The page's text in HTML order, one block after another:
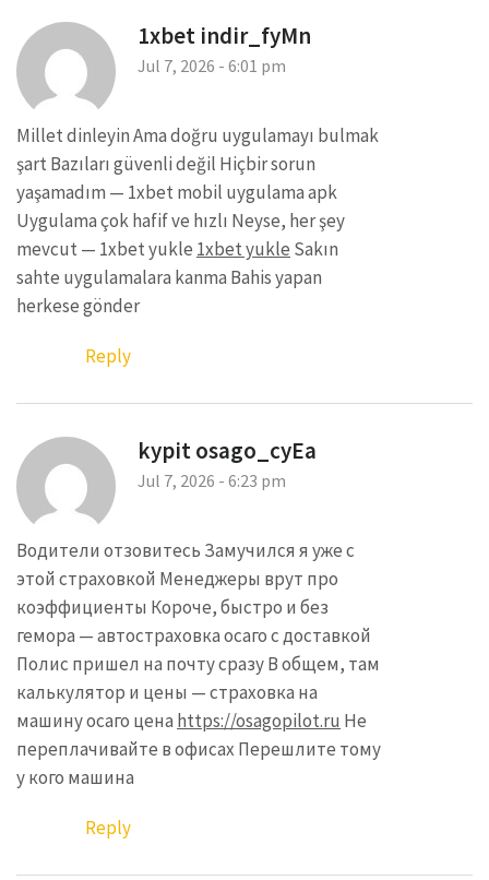
1xbet indir_fyMn
Jul 7, 2026 - 6:01 pm
Millet dinleyin Ama doğru uygulamayı bulmak
şart Bazıları güvenli değil Hiçbir sorun
yaşamadım — 1xbet mobil uygulama apk
Uygulama çok hafif ve hızlı Neyse, her şey
mevcut — 1xbet yukle 1xbet yukle Sakın
sahte uygulamalara kanma Bahis yapan
herkese gönder
Reply
kypit osago_cyEa
Jul 7, 2026 - 6:23 pm
Водители отзовитесь Замучился я уже с
этой страховкой Менеджеры врут про
коэффициенты Короче, быстро и без
гемора — автостраховка осаго с доставкой
Полис пришел на почту сразу В общем, там
калькулятор и цены — страховка на
машину осаго цена https://osagopilot.ru Не
переплачивайте в офисах Перешлите тому
у кого машина
Reply